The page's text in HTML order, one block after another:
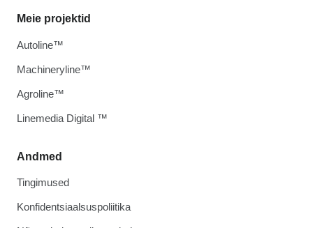
Andmed
Tingimused
Konfidentsiaalsuspoliitika
Meie projektid
Autoline™
Machineryline™
Agroline™
Linemedia Digital ™